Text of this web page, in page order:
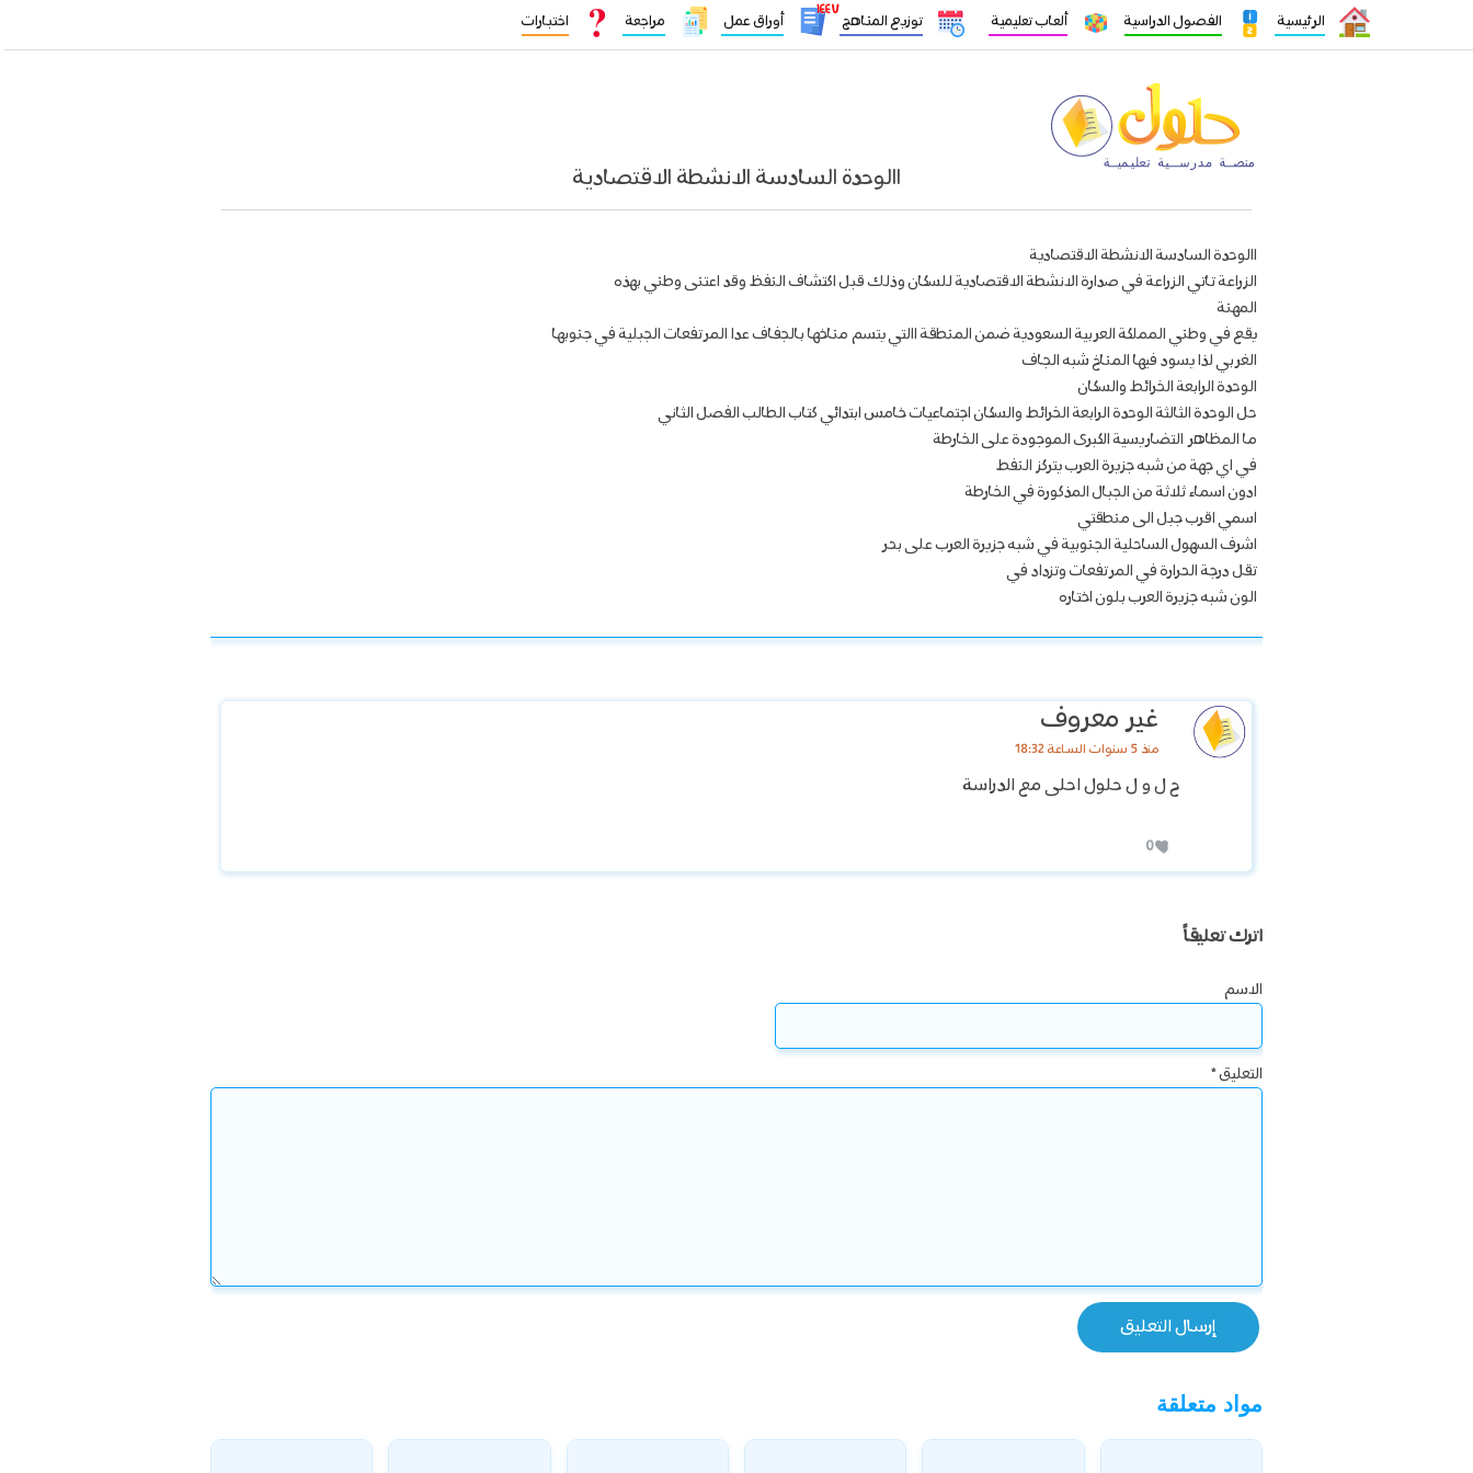
الرئيسية الفصول الدراسية ألعاب تعليمية توزيع المناهج
١٤٤٧
أوراق عمل مراجعة اختبارات
االوحدة السادسة الانشطة الاقتصادية
االوحدة السادسة الانشطة الاقتصادية
الزراعة تاتي الزراعة في صدارة الانشطة الاقتصادية للسكان وذلك قبل اكتشاف النفظ وقد اعتنى وطني بهذه
المهنة
يقع في وطني المملكة العربية السعودية ضمن المنطقة االتي يتسم مناخها بالجفاف عدا المرتفعات الجبلية في جنوبها
الغربي لذا يسود فيها المناخ شبه الجاف
الوحدة الرابعة الخرائط والسكان
حل الوحدة الثالثة الوحدة الرابعة الخرائط والسكان اجتماعيات خامس ابتدائي كتاب الطالب الفصل الثاني
ما المظاهر التضاريسية الكبرى الموجودة على الخارطة
في اي جهة من شبه جزيرة العرب يتركز النفط
ادون اسماء ثلاثة من الجبال المذكورة في الخارطة
اسمي اقرب جبل الى منطقتي
اشرف السهول الساحلية الجنوبية في شبه جزيرة العرب على بحر
تقل درجة الحرارة في المرتفعات وتزداد في
الون شبه جزيرة العرب بلون اختاره
غير معروف
منذ 5 سنوات الساعة 18:32
ح ل و ل حلول احلى مع الدراسة
0
اترك تعليقاً
الاسم
التعليق*
مواد متعلقة